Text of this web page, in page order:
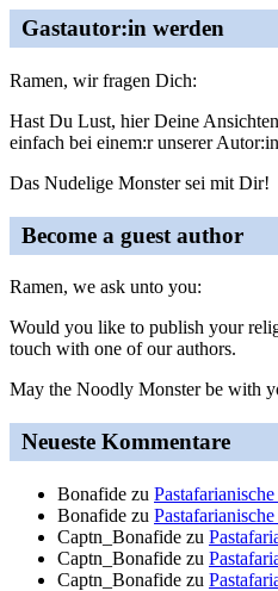
Gastautor:in werden
Ramen, wir fragen Dich:
Hast Du Lust, hier Deine
einfach bei einem:r unserer
Das Nudelige Monster sei mit Dir!
Become a guest author
Ramen, we ask unto you:
Would you like to publish your
touch with one of our authors.
May the Noodly Monster be with
Neueste Kommentare
Bonafide zu
Bonafide zu
Captn_Bonafide zu
Captn_Bonafide zu
Captn_Bonafide zu